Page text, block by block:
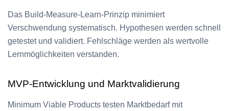
Das Build-Measure-Learn-Prinzip minimiert
Verschwendung systematisch. Hypothesen werden schnell
getestet und validiert. Fehlschläge werden als wertvolle
Lernmöglichkeiten verstanden.
MVP-Entwicklung und Marktvalidierung
Minimum Viable Products testen Marktbedarf mit